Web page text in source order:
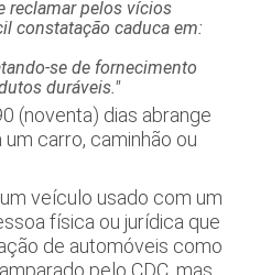
reclamar pelos vícios
constatação caduca em:
se de fornecimento
duráveis."
(noventa) dias abrange
carro, caminhão ou
veículo usado com um
física ou jurídica que
de automóveis como
pelo CDC, mas